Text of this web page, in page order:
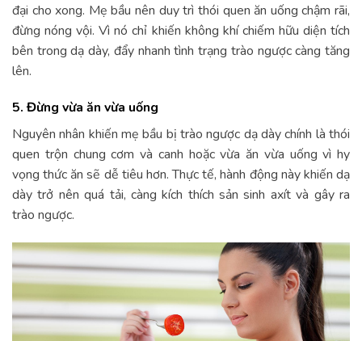
đại cho xong. Mẹ bầu nên duy trì thói quen ăn uống chậm rãi,
đừng nóng vội. Vì nó chỉ khiến không khí chiếm hữu diện tích
bên trong dạ dày, đẩy nhanh tình trạng trào ngược càng tăng
lên.
5. Đừng vừa ăn vừa uống
Nguyên nhân khiến mẹ bầu bị trào ngược dạ dày chính là thói
quen trộn chung cơm và canh hoặc vừa ăn vừa uống vì hy
vọng thức ăn sẽ dễ tiêu hơn. Thực tế, hành động này khiến dạ
dày trở nên quá tải, càng kích thích sản sinh axít và gây ra
trào ngược.